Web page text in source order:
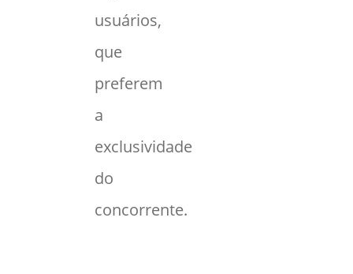
usuários,
que
preferem
a
exclusividade
do
concorrente.